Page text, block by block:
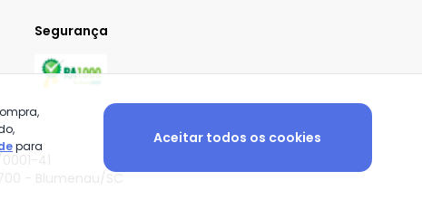
Segurança
- Blumenau/SC
para
Aceitar todos os cookies